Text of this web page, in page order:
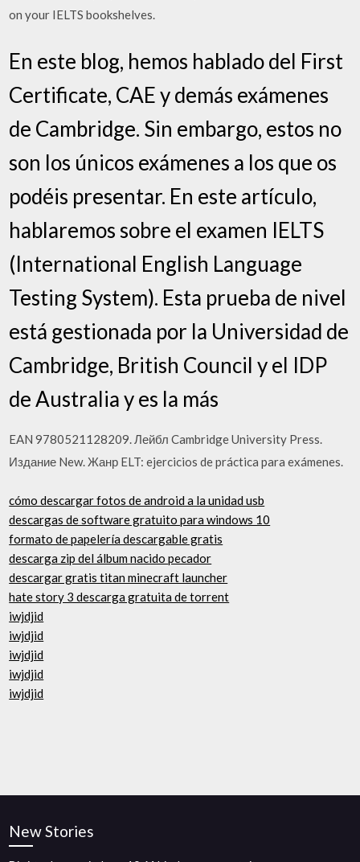
on your IELTS bookshelves.
En este blog, hemos hablado del First
Certificate, CAE y demás exámenes
de Cambridge. Sin embargo, estos no
son los únicos exámenes a los que os
podéis presentar. En este artículo,
hablaremos sobre el examen IELTS
(International English Language
Testing System). Esta prueba de nivel
está gestionada por la Universidad de
Cambridge, British Council y el IDP
de Australia y es la más
EAN 9780521128209. Лейбл Cambridge University Press.
Издание New. Жанр ELT: ejercicios de práctica para exámenes.
cómo descargar fotos de android a la unidad usb
descargas de software gratuito para windows 10
formato de papelería descargable gratis
descarga zip del álbum nacido pecador
descargar gratis titan minecraft launcher
hate story 3 descarga gratuita de torrent
iwjdjid
iwjdjid
iwjdjid
iwjdjid
iwjdjid
New Stories